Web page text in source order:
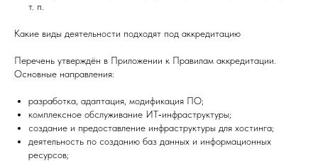
т. п.
Какие виды деятельности подходят под аккредитацию
Перечень утверждён в Приложении к Правилам аккредитации.
Основные направления:
разработка, адаптация, модификация ПО;
комплексное обслуживание ИТ‑инфраструктуры;
создание и предоставление инфраструктуры для хостинга;
деятельность по созданию баз данных и информационных
ресурсов;